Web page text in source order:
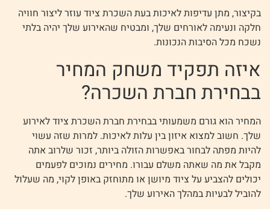
בקיצור, מתן עדיפות לאיכות בעת השכרת ציוד עוזר ליצור חוויה
חלקה ונעימה לאורחים שלך, ומבטיח שהאירוע שלך יהיה בלתי
נשכח מכל הסיבות הנכונות.
איזה תפקיד משחק המחיר
בבחירת חברת השכרה?
המחיר הוא גורם משמעותי בבחירת חברת השכרת ציוד לאירוע
שלך. חשוב למצוא איזון בין עלות לאיכות. למרות שזה עשוי
להיות מפתה לבחור באפשרות הזולה ביותר, זכור שלרוב אתה
מקבל את מה שאתה משלם עבורו. מחירים נמוכים לפעמים
יכולים להצביע על ציוד מיושן או מתוחזק באופן לקוי, מה שעלול
להוביל לבעיות במהלך האירוע שלך.